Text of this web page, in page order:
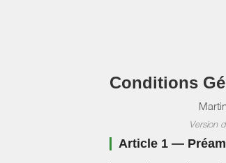
Conditions
Version
Article 1 —